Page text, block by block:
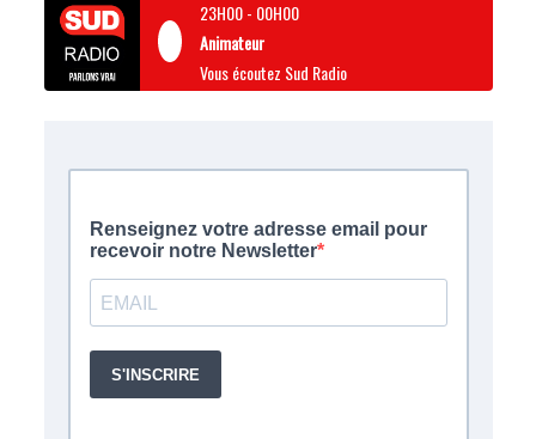
23H00- 00H00
Animateur
Vous écoutez Sud Radio